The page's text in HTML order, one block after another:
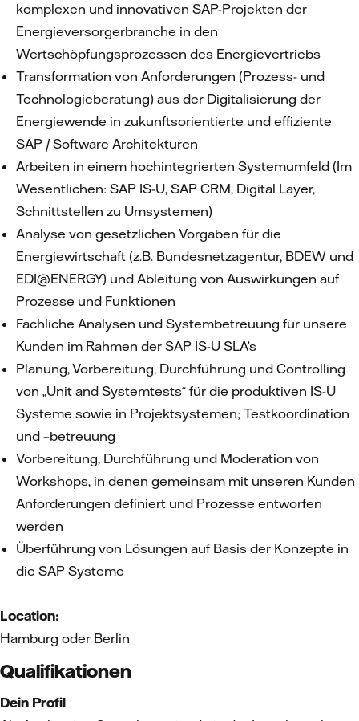
komplexen und innovativen SAP-Projekten der
Energieversorgerbranche in den
Wertschöpfungsprozessen des Energievertriebs
Transformation von Anforderungen (Prozess- und
Technologieberatung) aus der Digitalisierung der
Energiewende in zukunftsorientierte und effiziente
SAP / Software Architekturen
Arbeiten in einem hochintegrierten Systemumfeld (Im
Wesentlichen: SAP IS-U, SAP CRM, Digital Layer,
Schnittstellen zu Umsystemen)
Analyse von gesetzlichen Vorgaben für die
Energiewirtschaft (z.B. Bundesnetzagentur, BDEW und
EDI@ENERGY) und Ableitung von Auswirkungen auf
Prozesse und Funktionen
Fachliche Analysen und Systembetreuung für unsere
Kunden im Rahmen der SAP IS-U SLA’s
Planung, Vorbereitung, Durchführung und Controlling
von „Unit and Systemtests“ für die produktiven IS-U
Systeme sowie in Projektsystemen; Testkoordination
und –betreuung
Vorbereitung, Durchführung und Moderation von
Workshops, in denen gemeinsam mit unseren Kunden
Anforderungen definiert und Prozesse entworfen
werden
Überführung von Lösungen auf Basis der Konzepte in
die SAP Systeme
Location:
Hamburg oder Berlin
Qualifikationen
Dein Profil